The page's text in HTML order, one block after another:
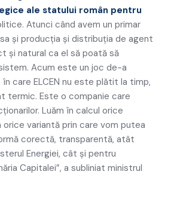
ale statului român pentru
Atunci când avem un primar
şi producţia şi distribuţia de agent
şi natural ca el să poată să
Acum este un joc de-a
care ELCEN nu este plătit la timp,
termic. Este o companie care
Luăm în calcul orice
variantă prin care vom putea
corectă, transparentă, atât
Energiei, cât şi pentru
Capitalei”, a subliniat ministrul